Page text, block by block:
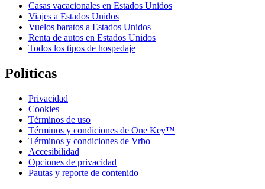
Casas vacacionales en Estados Unidos
Viajes a Estados Unidos
Vuelos baratos a Estados Unidos
Renta de autos en Estados Unidos
Todos los tipos de hospedaje
Políticas
Privacidad
Cookies
Términos de uso
Términos y condiciones de One Key™
Términos y condiciones de Vrbo
Accesibilidad
Opciones de privacidad
Pautas y reporte de contenido